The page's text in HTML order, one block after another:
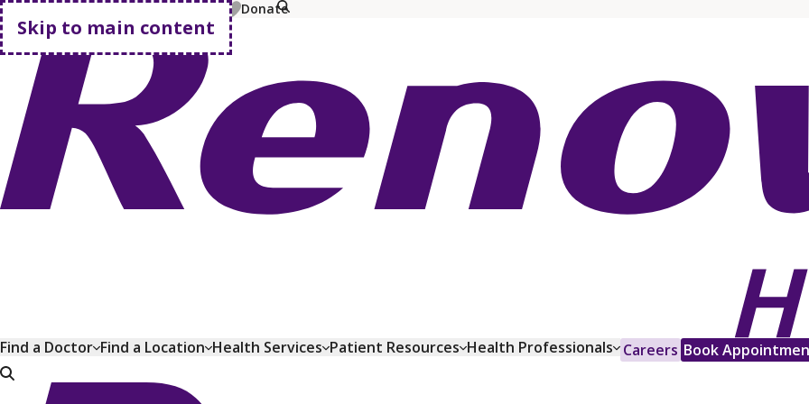
Skip to main content
MyChart Pay Bill Shop Plans Donate
Go home
Find a Doctor Find a Location Health Services Patient Resources Health Professionals Careers Book